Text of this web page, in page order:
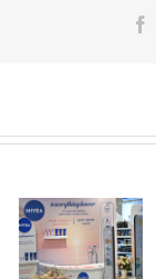
U Lilly
drogerijama
do 31. jula